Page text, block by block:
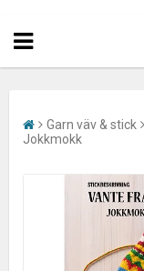
Garn väv & stick
Jokkmokk